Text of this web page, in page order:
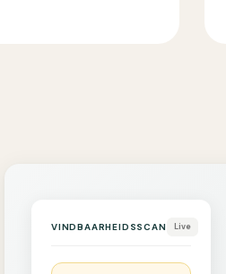
VINDBAARHEIDSSCAN Live